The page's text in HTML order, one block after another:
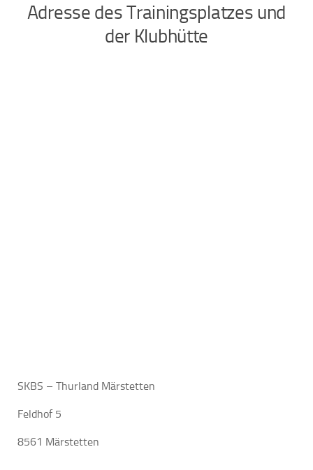
Adresse des Trainingsplatzes und
der Klubhütte
SKBS – Thurland Märstetten
Feldhof 5
8561 Märstetten